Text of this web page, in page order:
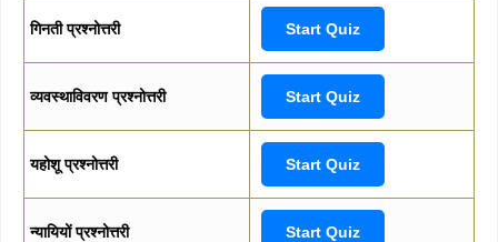
गिनती प्रश्नोत्तरी Start Quiz
व्यवस्थाविवरण प्रश्नोत्तरी Start Quiz
यहोशू प्रश्नोत्तरी Start Quiz
न्यायियों प्रश्नोत्तरी Start Quiz